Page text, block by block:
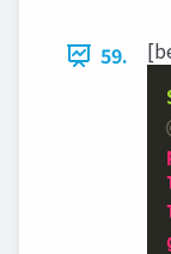
59.